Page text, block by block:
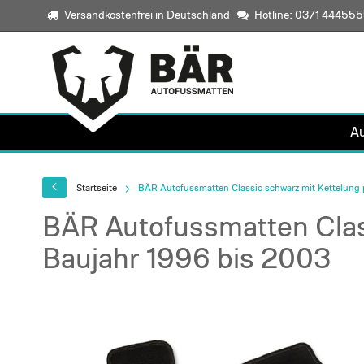
Versandkostenfrei in Deutschland Hotline: 0371
Startseite BÄR Autofussmatten Classic schwarz mit
BÄR Autofussmatten
Baujahr 1996 bis 2003